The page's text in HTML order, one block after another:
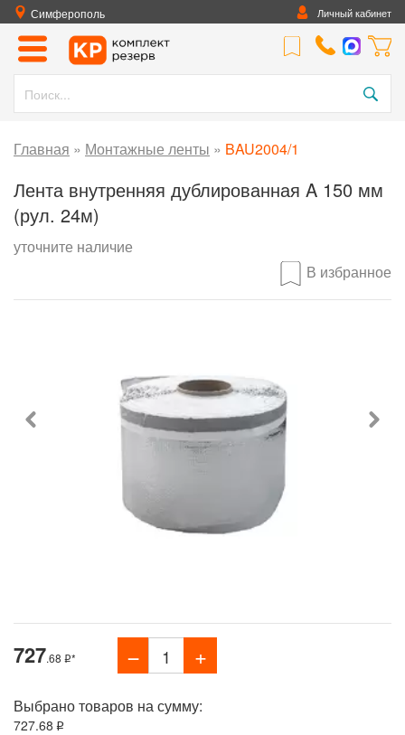
Симферополь Личный кабинет
Главная » Монтажные ленты » BAU2004/1
Лента внутренняя дублированная A 150 мм
(рул. 24м)
уточните наличие
В избранное
727.68 *
Выбрано товаров на сумму:
727.68